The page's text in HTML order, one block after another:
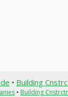
• Building
• Building